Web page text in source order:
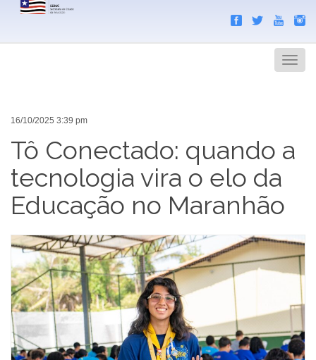
Menu
16/10/2025 3:39 pm
Tô Conectado: quando a
tecnologia vira o elo da
Educação no Maranhão